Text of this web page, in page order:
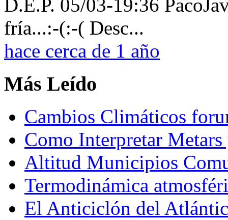
D.E.P. 05/03-19:36
fría...:-(:-( Desc...
hace cerca de 1 año
Más Leído
Cambios Climáticos
Como Interpretar
Altitud Municipios
Termodinámica
El Anticiclón del